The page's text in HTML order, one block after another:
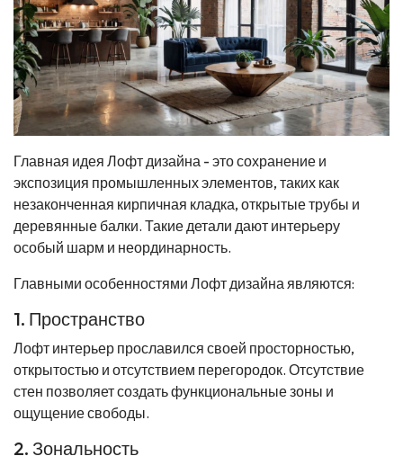
Главная идея Лофт дизайна - это сохранение и
экспозиция промышленных элементов, таких как
незаконченная кирпичная кладка, открытые трубы и
деревянные балки. Такие детали дают интерьеру
особый шарм и неординарность.
Главными особенностями Лофт дизайна являются:
1. Пространство
Лофт интерьер прославился своей просторностью,
открытостью и отсутствием перегородок. Отсутствие
стен позволяет создать функциональные зоны и
ощущение свободы.
2. Зональность